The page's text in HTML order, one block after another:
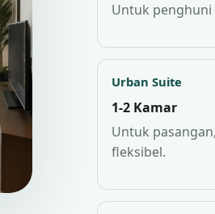
Untuk
Urban Suite
1-2 Kamar
Untuk
fleksibel.